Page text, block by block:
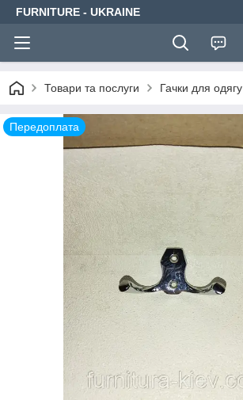
FURNITURE - UKRAINE
Товари та послуги Гачки для одягу
Передоплата